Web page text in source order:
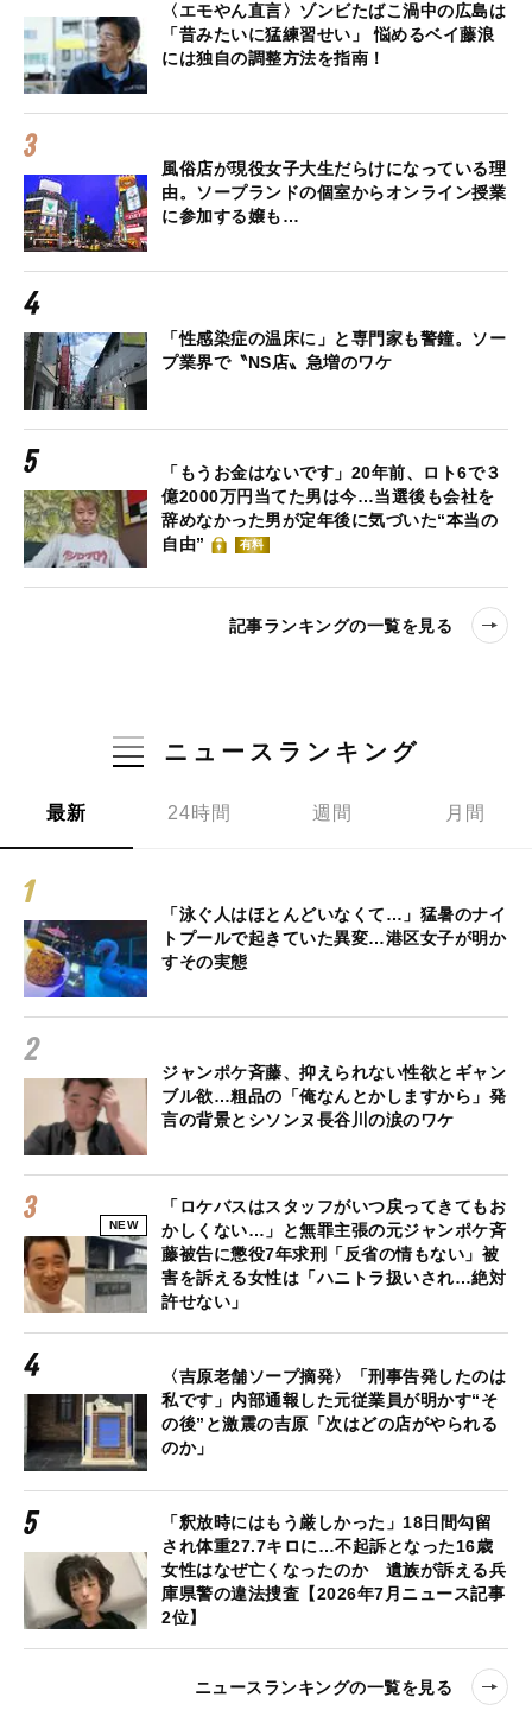
〈エモやん直言〉ゾンビたばこ渦中の広島は
「昔みたいに猛練習せい」 悩めるベイ藤浪
には独自の調整方法を指南！
風俗店が現役女子大生だらけになっている理
由。ソープランドの個室からオンライン授業
に参加する嬢も…
「性感染症の温床に」と専門家も警鐘。ソー
プ業界で〝NS店〟急増のワケ
「もうお金はないです」20年前、ロト6で３
億2000万円当てた男は今…当選後も会社を
辞めなかった男が定年後に気づいた“本当の
自由”
有料
記事ランキングの一覧を見る
ニュースランキング
最新 24時間 週間 月間
「泳ぐ人はほとんどいなくて…」猛暑のナイ
トプールで起きていた異変…港区女子が明か
すその実態
ジャンポケ斉藤、抑えられない性欲とギャン
ブル欲…粗品の「俺なんとかしますから」発
言の背景とシソンヌ長谷川の涙のワケ
NEW
「ロケバスはスタッフがいつ戻ってきてもお
かしくない…」と無罪主張の元ジャンポケ斉
藤被告に懲役7年求刑「反省の情もない」被
害を訴える女性は「ハニトラ扱いされ…絶対
許せない」
〈吉原老舗ソープ摘発〉「刑事告発したのは
私です」内部通報した元従業員が明かす“そ
の後”と激震の吉原「次はどの店がやられる
のか」
「釈放時にはもう厳しかった」18日間勾留
され体重27.7キロに…不起訴となった16歳
女性はなぜ亡くなったのか 遺族が訴える兵
庫県警の違法捜査【2026年7月ニュース記事
2位】
ニュースランキングの一覧を見る